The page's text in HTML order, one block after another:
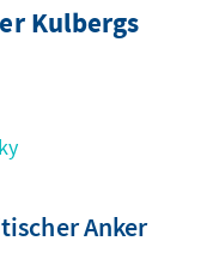
Kulbergs
Anker